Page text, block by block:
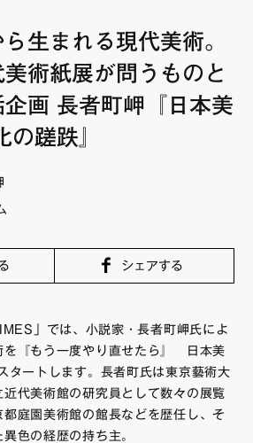
らせ
FAQ・お問い合わせ
生まれる現代美術。
術紙展が問うものと
企画 長者町岬『日本美
の蹉跌』
シェアする
」では、小説家・長者町岬氏によ
を『もう一度やり直せたら』 日本美
タートします。長者町氏は東京藝術大
代美術館の研究員として数々の展覧
庭園美術館の館長などを歴任し、そ
色の経歴の持ち主。